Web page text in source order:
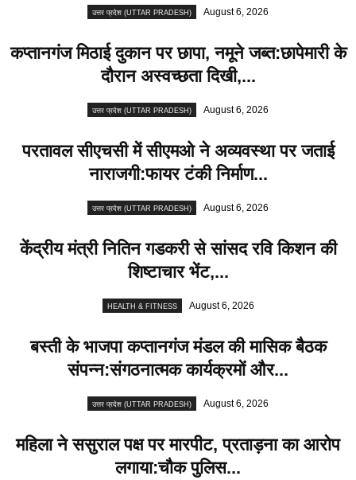
उत्तर प्रदेश (UTTAR PRADESH) August 6, 2026
कप्तानगंज मिठाई दुकान पर छापा, नमूने जब्त:छापेमारी के
दौरान अस्वच्छता दिखी,...
उत्तर प्रदेश (UTTAR PRADESH) August 6, 2026
परतावल सीएचसी में सीएमओ ने अव्यवस्था पर जताई
नाराजगी:फायर टंकी निर्माण...
उत्तर प्रदेश (UTTAR PRADESH) August 6, 2026
केंद्रीय मंत्री नितिन गडकरी से सांसद रवि किशन की
शिष्टाचार भेंट,...
HEALTH & FITNESS August 6, 2026
बस्ती के भाजपा कप्तानगंज मंडल की मासिक बैठक
संपन्न:संगठनात्मक कार्यक्रमों और...
उत्तर प्रदेश (UTTAR PRADESH) August 6, 2026
महिला ने ससुराल पक्ष पर मारपीट, प्रताड़ना का आरोप
लगाया:चौक पुलिस...